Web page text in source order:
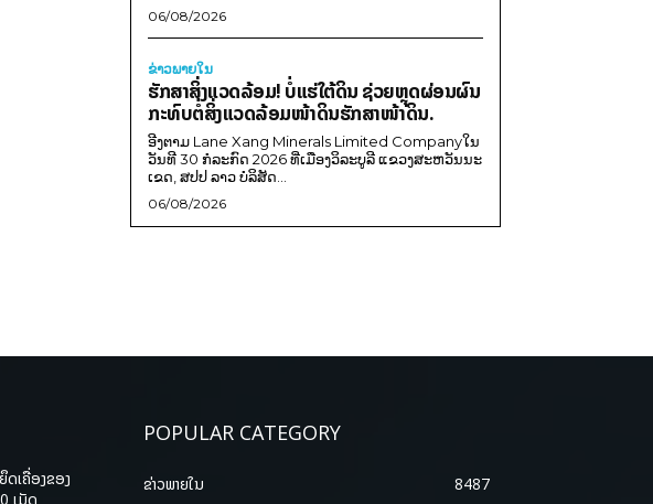
06/08/2026
ຂ່າວພາຍ​ໃນ
ຮັກສາສິ່ງແວດລ້ອມ! ບໍ່ແຮ່ໃຕ້ດິນ ຊ່ວຍຫຼຸດຜ່ອນຜົນ
ກະທົບຕໍ່ສິ່ງແວດລ້ອມໜ້າດິນຮັກສາໜ້າດິນ.
ອີງຕາມ Lane Xang Minerals Limited Companyໃນ
ວັນທີ 30 ກໍລະກົດ 2026 ທີ່ເມືອງວິລະບູລີ ແຂວງສະຫວັນນະ
ເຂດ, ສປປ ລາວ ບໍລິສັດ...
06/08/2026
ເຄື່ອງຂອງ
ເມັດ
POPULAR CATEGORY
ຂ່າວພາຍ​ໃນ
8487